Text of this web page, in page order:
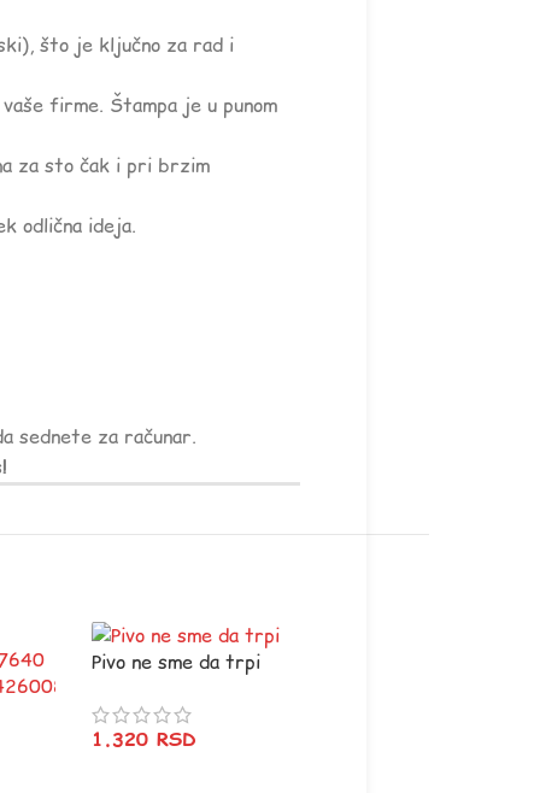
što je ključno za rad i
firme. Štampa je u punom
za sto čak i pri brzim
odlična ideja.
sednete za računar.
Pivo ne sme da trpi
1.320 RSD